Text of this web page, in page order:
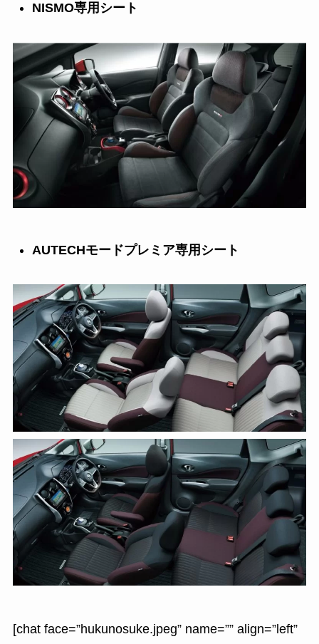
NISMO専用シート
AUTECHモードプレミア専用シート
[chat face=”hukunosuke.jpeg” name=”” align=”left”